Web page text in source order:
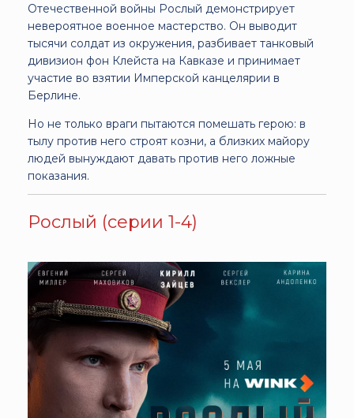
Отечественной войны Рослый демонстрирует
невероятное военное мастерство. Он выводит
тысячи солдат из окружения, разбивает танковый
дивизион фон Клейста на Кавказе и принимает
участие во взятии Имперской канцелярии в
Берлине.
Но не только враги пытаются помешать герою: в
тылу против него строят козни, а близких майору
людей вынуждают давать против него ложные
показания.
Рослый (серии 1-4)